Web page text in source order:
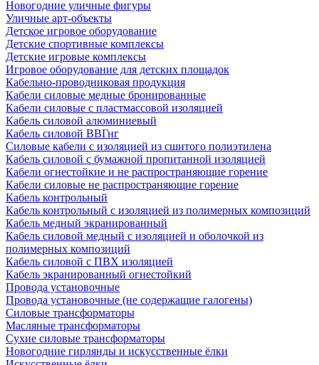
Новогодние уличные фигуры
Уличные арт-объекты
Детское игровое оборудование
Детские спортивные комплексы
Детские игровые комплексы
Игровое оборудование для детских площадок
Кабельно-проводниковая продукция
Кабели силовые медные бронированные
Кабели силовые с пластмассовой изоляцией
Кабель силовой алюминиевый
Кабель силовой ВВГнг
Силовые кабели с изоляцией из сшитого полиэтилена
Кабель силовой с бумажной пропитанной изоляцией
Кабели огнестойкие и не распространяющие горение
Кабели силовые не распространяющие горение
Кабель контрольный
Кабель контрольный с изоляцией из полимерных композиций
Кабель медный экранированный
Кабель силовой медный с изоляцией и оболочкой из
полимерных композиций
Кабель силовой с ПВХ изоляцией
Кабель экранированный огнестойкий
Провода установочные
Провода установочные (не содержащие галогены)
Силовые трансформаторы
Масляные трансформаторы
Сухие силовые трансформаторы
Новогодние гирлянды и искусственные ёлки